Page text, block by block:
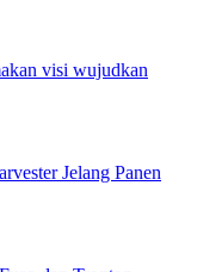
visi wujudkan
Jelang Panen